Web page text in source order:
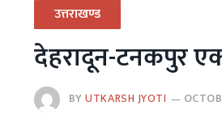
उत्तराखण्ड
देहरादून-टनकपुर
BYUTKARSH JYOTI